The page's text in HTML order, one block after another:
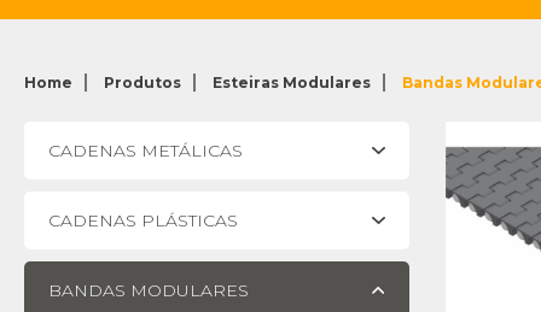
Home Produtos Esteiras Modulares Bandas
CADENAS METÁLICAS
CADENAS PLÁSTICAS
BANDAS MODULARES